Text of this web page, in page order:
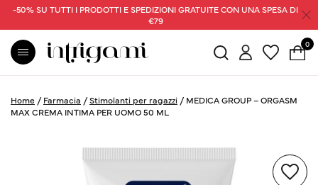
-50% SU TUTTI I PRODOTTI E SPEDIZIONI GRATUITE CON UNA SPESA DI
€79
0
Home / Farmacia /Stimolanti per ragazzi / MEDICA GROUP – ORGASM
MAX CREMA INTIMA PER UOMO 50 ML